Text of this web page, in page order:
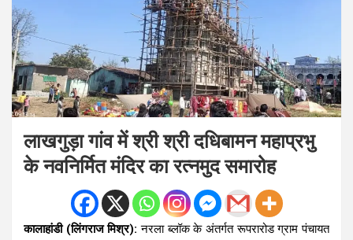
लाखगुड़ा गांव में श्री श्री दधिबामन महाप्रभु
के नवनिर्मित मंदिर का रत्नमुद समारोह
कालाहांडी (लिंगराज मिश्र): नरला ब्लॉक के अंतर्गत रूपरारोड ग्राम पंचायत